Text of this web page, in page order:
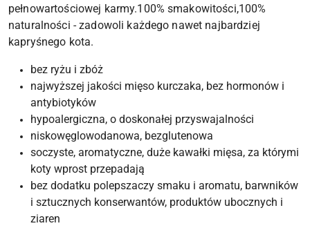
pełnowartościowej karmy.100% smakowitości,100%
naturalności - zadowoli każdego nawet najbardziej
kapryśnego kota.
bez ryżu i zbóż
najwyższej jakości mięso kurczaka, bez hormonów i
antybiotyków
hypoalergiczna, o doskonałej przyswajalności
niskowęglowodanowa, bezglutenowa
soczyste, aromatyczne, duże kawałki mięsa, za którymi
koty wprost przepadają
bez dodatku polepszaczy smaku i aromatu, barwników
i sztucznych konserwantów, produktów ubocznych i
ziaren